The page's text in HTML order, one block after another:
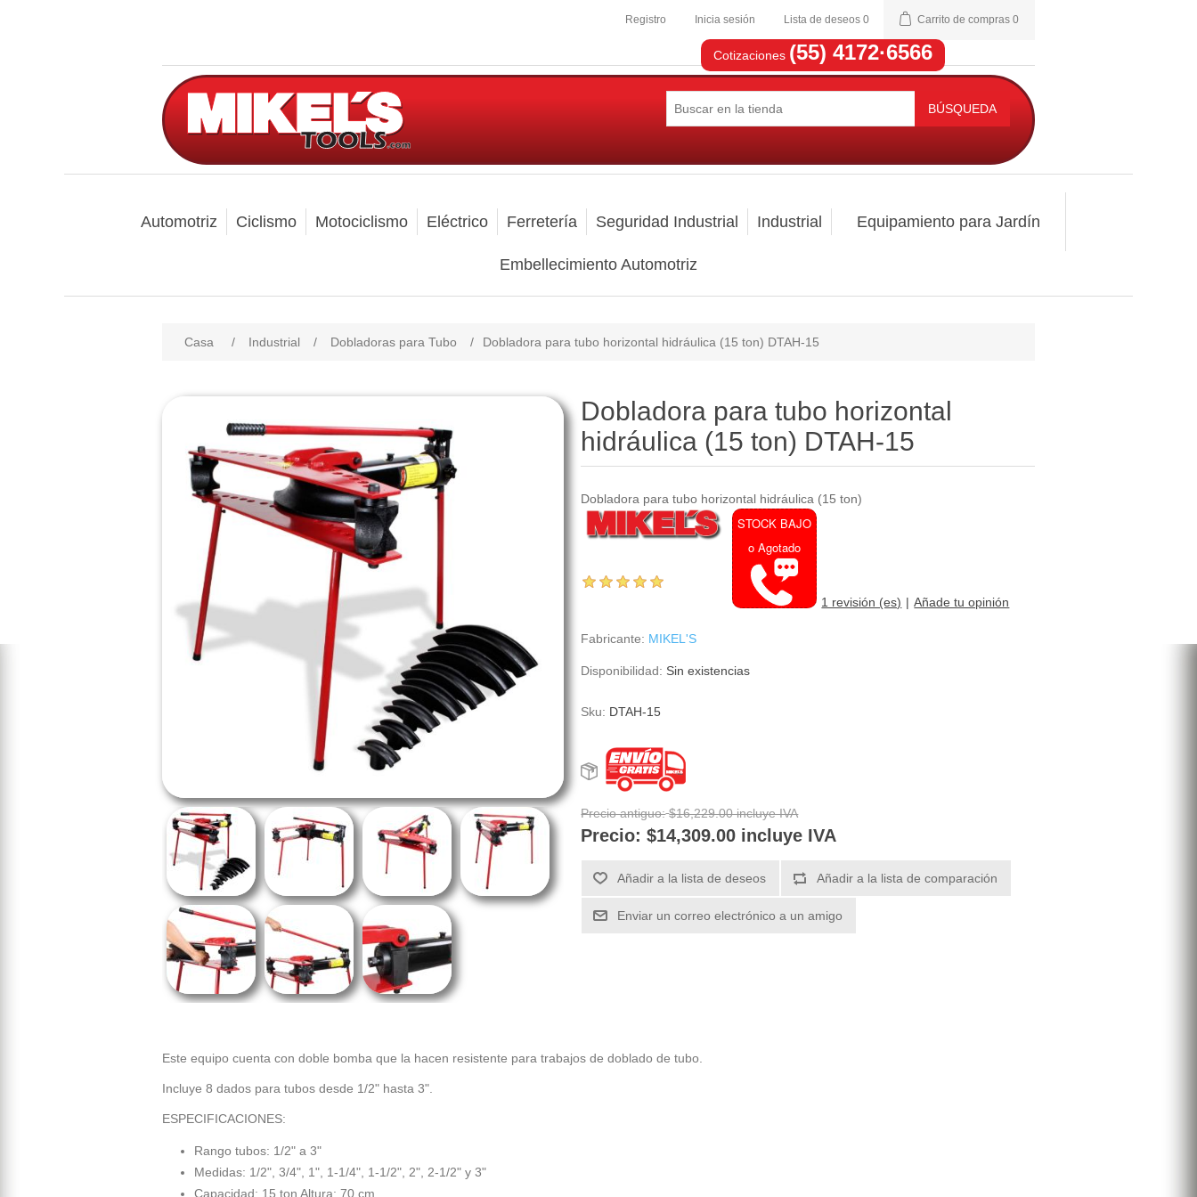
Registro Inicia sesión Lista de deseos 0 Carrito de compras 0
Cotizaciones (55) 4172·6566
BÚSQUEDA
Automotriz Ciclismo Motociclismo Eléctrico Ferretería Seguridad Industrial Industrial Equipamiento para Jardín
Embellecimiento Automotriz
Casa / Industrial / Dobladoras para Tubo / Dobladora para tubo horizontal hidráulica (15 ton) DTAH-15
Dobladora para tubo horizontal
hidráulica (15 ton) DTAH-15
Dobladora para tubo horizontal hidráulica (15 ton)
STOCK BAJO
o Agotado
1 revisión (es) Añade tu opinión
Fabricante: MIKEL'S
Disponibilidad: Sin existencias
Sku: DTAH-15
Precio antiguo: $16,229.00 incluye IVA
Precio: $14,309.00 incluye IVA
Añadir a la lista de deseos Añadir a la lista de comparación
Enviar un correo electrónico a un amigo
Este equipo cuenta con doble bomba que la hacen resistente para trabajos de doblado de tubo.
Incluye 8 dados para tubos desde 1/2" hasta 3".
ESPECIFICACIONES:
Rango tubos: 1/2" a 3"
Medidas: 1/2", 3/4", 1", 1-1/4", 1-1/2", 2", 2-1/2" y 3"
Capacidad: 15 ton Altura: 70 cm